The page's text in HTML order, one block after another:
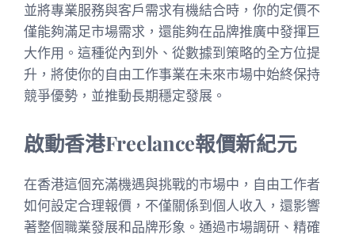
並將專業服務與客戶需求有機結合時，你的定價不
僅能夠滿足市場需求，還能夠在品牌推廣中發揮巨
大作用。這種從內到外、從數據到策略的全方位提
升，將使你的自由工作事業在未來市場中始終保持
競爭優勢，並推動長期穩定發展。
啟動香港Freelance報價新紀元
在香港這個充滿機遇與挑戰的市場中，自由工作者
如何設定合理報價，不僅關係到個人收入，還影響
著整個職業發展和品牌形象。通過市場調研、精確